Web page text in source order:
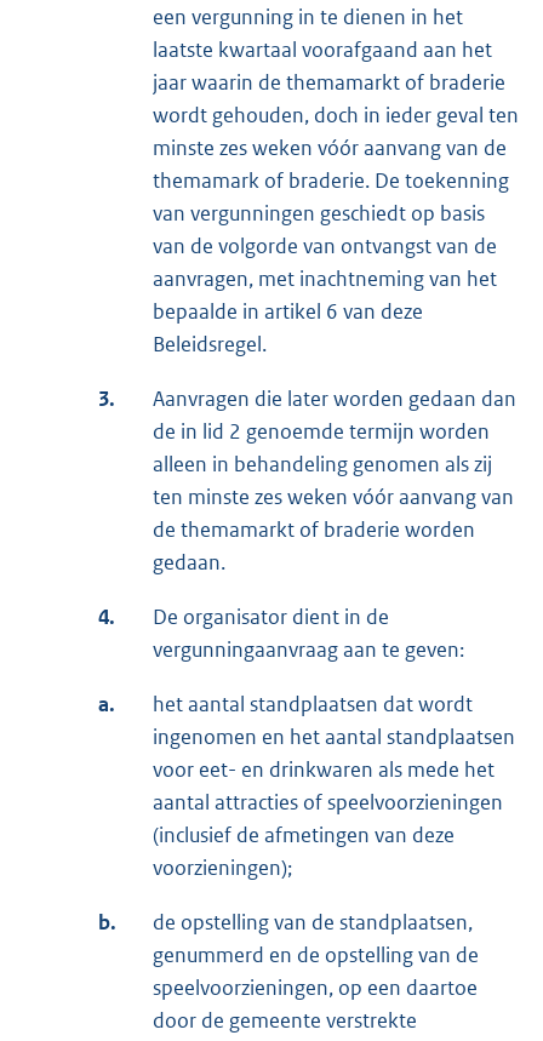
een vergunning in te dienen in het
laatste kwartaal voorafgaand aan het
jaar waarin de themamarkt of braderie
wordt gehouden, doch in ieder geval ten
minste zes weken vóór aanvang van de
themamark of braderie. De toekenning
van vergunningen geschiedt op basis
van de volgorde van ontvangst van de
aanvragen, met inachtneming van het
bepaalde in artikel 6 van deze
Beleidsregel.
3.
Aanvragen die later worden gedaan dan
de in lid 2 genoemde termijn worden
alleen in behandeling genomen als zij
ten minste zes weken vóór aanvang van
de themamarkt of braderie worden
gedaan.
4.
De organisator dient in de
vergunningaanvraag aan te geven:
a.
het aantal standplaatsen dat wordt
ingenomen en het aantal standplaatsen
voor eet- en drinkwaren als mede het
aantal attracties of speelvoorzieningen
(inclusief de afmetingen van deze
voorzieningen);
b.
de opstelling van de standplaatsen,
genummerd en de opstelling van de
speelvoorzieningen, op een daartoe
door de gemeente verstrekte